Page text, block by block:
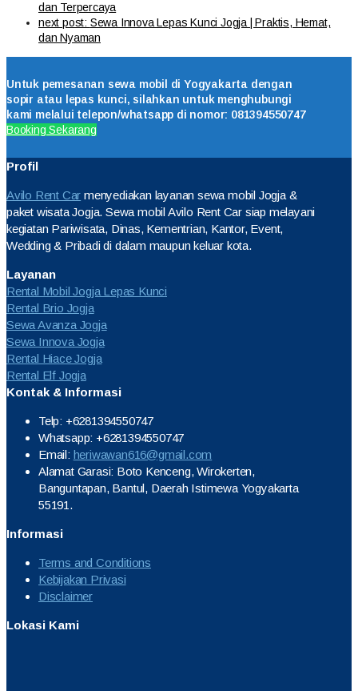
dan Terpercaya
next post: Sewa Innova Lepas Kunci Jogja | Praktis, Hemat,
dan Nyaman
Untuk pemesanan sewa mobil di Yogyakarta dengan
sopir atau lepas kunci, silahkan untuk menghubungi
kami melalui telepon/whatsapp di nomor: 081394550747
Booking Sekarang
Profil
Avilo Rent Car menyediakan layanan sewa mobil Jogja &
paket wisata Jogja. Sewa mobil Avilo Rent Car siap melayani
kegiatan Pariwisata, Dinas, Kementrian, Kantor, Event,
Wedding & Pribadi di dalam maupun keluar kota.
Layanan
Rental Mobil Jogja Lepas Kunci
Rental Brio Jogja
Sewa Avanza Jogja
Sewa Innova Jogja
Rental Hiace Jogja
Rental Elf Jogja
Kontak & Informasi
Telp: +6281394550747
Whatsapp: +6281394550747
Email: heriwawan616@gmail.com
Alamat Garasi: Boto Kenceng, Wirokerten,
Banguntapan, Bantul, Daerah Istimewa Yogyakarta
55191.
Informasi
Terms and Conditions
Kebijakan Privasi
Disclaimer
Lokasi Kami